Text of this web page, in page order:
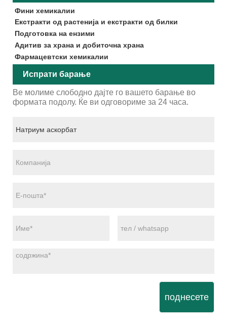
Фини хемикалии
Екстракти од растенија и екстракти од билки
Подготовка на ензими
Адитив за храна и добиточна храна
Фармацевтски хемикалии
Испрати барање
Ве молиме слободно дајте го вашето барање во
формата подолу. Ќе ви одговориме за 24 часа.
поднесете